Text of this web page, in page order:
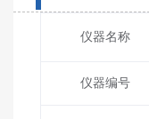
仪器名称
仪器编号